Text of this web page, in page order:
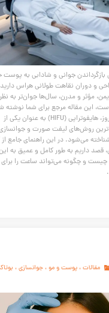
پوست و مو، جوانسازی ،لیفتینگ،